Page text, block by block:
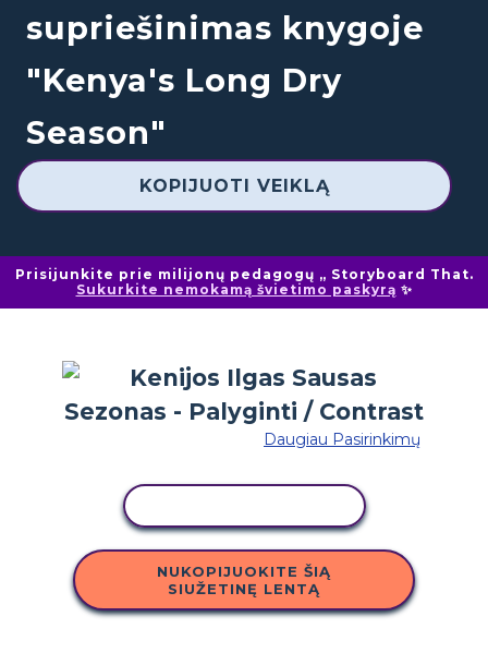
supriešinimas knygoje
"Kenya's Long Dry
Season"
KOPIJUOTI VEIKLĄ
Prisijunkite prie milijonų pedagogų „ Storyboard That.
Sukurkite nemokamą švietimo paskyrą ✨
Daugiau Pasirinkimų
NUKOPIJUOKITE ŠIĄ
SIUŽETINĘ LENTĄ